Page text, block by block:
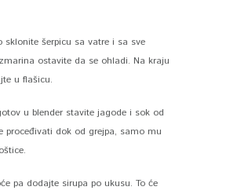
sklonite šerpicu sa vatre i sa sve
ostavite da se ohladi. Na kraju
u flašicu.
u blender stavite jagode i sok od
proceđivati dok od grejpa, samo mu
pa dodajte sirupa po ukusu. To će